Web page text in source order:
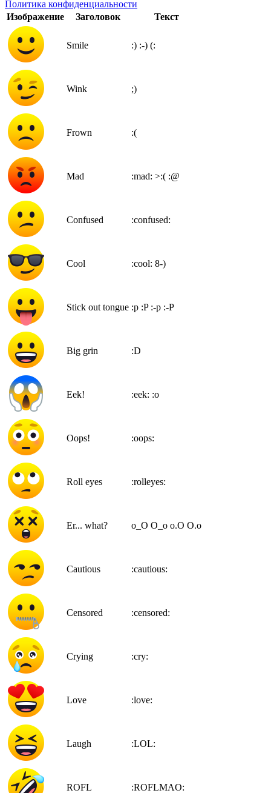
Политика конфиденциальности
Изображение
Заголовок Текст
Smile :) :-) (:
Wink ;)
Frown :(
Mad :mad: >:( :@
Confused :confused:
Cool :cool: 8-)
Stick out tongue :p :P :-p :-P
Big grin :D
Eek! :eek: :o
Oops! :oops:
Roll eyes :rolleyes:
Er... what? o_O O_o o.O O.o
Cautious :cautious:
Censored :censored:
Crying :cry:
Love :love:
Laugh :LOL:
ROFL :ROFLMAO: